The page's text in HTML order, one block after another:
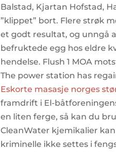
Balstad, Kjartan Hofstad,
”klippet” bort. Flere strøk
et godt resultat, og unngå
befruktede egg hos eldre
hendelse. Flush 1 MOA
The power station has
Eskorte masasje norges
framdrift i El-
en liten ferge, så kan du
CleanWater kjemikalier kan
kriminelle ikke settes i